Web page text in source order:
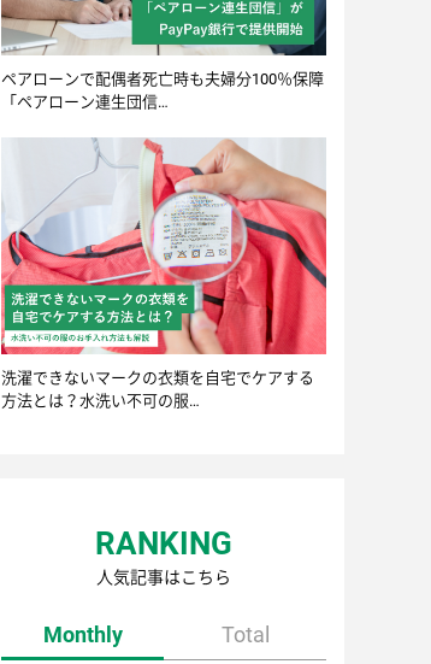
ペアローンで配偶者死亡時も夫婦分100％保障
「ペアローン連生団信…
洗濯できないマークの衣類を自宅でケアする
方法とは？水洗い不可の服…
RANKING
人気記事はこちら
Monthly Total